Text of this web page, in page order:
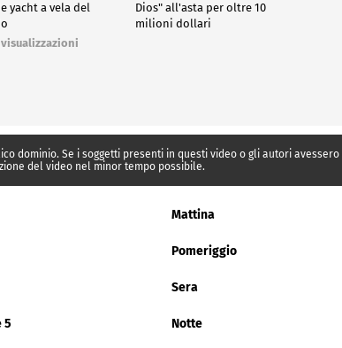
yacht a vela del
visualizzazioni
Dios" all'asta per oltre 10
milioni dollari
dominio. Se i soggetti presenti in questi video o gli autori
del video nel minor tempo possibile.
Mattina
Pomeriggio
Sera
5 Notte